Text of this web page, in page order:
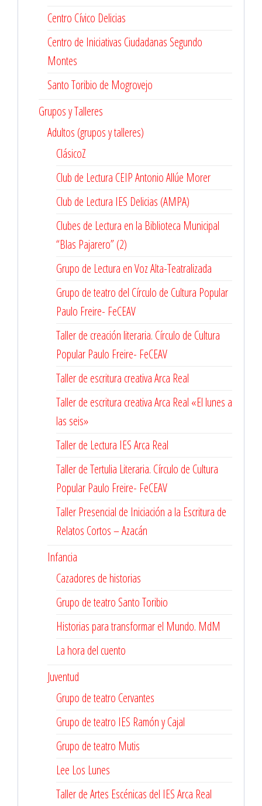
Centro Cívico Delicias
Centro de Iniciativas Ciudadanas Segundo
Montes
Santo Toribio de Mogrovejo
Grupos y Talleres
Adultos (grupos y talleres)
ClásicoZ
Club de Lectura CEIP Antonio Allúe Morer
Club de Lectura IES Delicias (AMPA)
Clubes de Lectura en la Biblioteca Municipal
“Blas Pajarero” (2)
Grupo de Lectura en Voz Alta-Teatralizada
Grupo de teatro del Círculo de Cultura Popular
Paulo Freire- FeCEAV
Taller de creación literaria. Círculo de Cultura
Popular Paulo Freire- FeCEAV
Taller de escritura creativa Arca Real
Taller de escritura creativa Arca Real «El lunes a
las seis»
Taller de Lectura IES Arca Real
Taller de Tertulia Literaria. Círculo de Cultura
Popular Paulo Freire- FeCEAV
Taller Presencial de Iniciación a la Escritura de
Relatos Cortos – Azacán
Infancia
Cazadores de historias
Grupo de teatro Santo Toribio
Historias para transformar el Mundo. MdM
La hora del cuento
Juventud
Grupo de teatro Cervantes
Grupo de teatro IES Ramón y Cajal
Grupo de teatro Mutis
Lee Los Lunes
Taller de Artes Escénicas del IES Arca Real